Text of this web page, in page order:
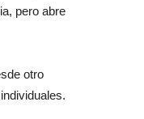
pero abre
otro